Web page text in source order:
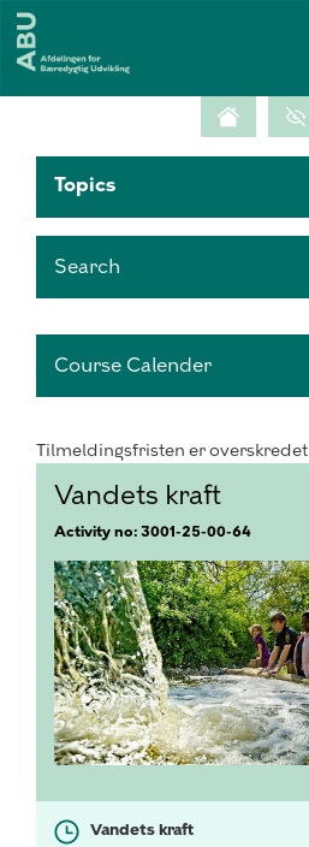
Topics
Search
Course Calender
Tilmeldingsfristen er overskredet
Vandets kraft
Activity no: 3001-25-00-64
Vandets kraft